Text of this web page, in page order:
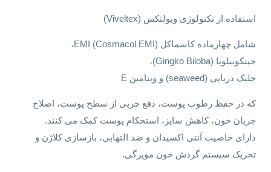
استفاده از تکنولوژی ویولتکس (Viveltex)
شامل چهارماده کاسماکل EMI (Cosmacol EMI)،
جینکوبیلوبا (Gingko Biloba)،
جلبک دریایی (seaweed) و ویتامین E
که در حفظ رطوب پوست، دفع چربی از سطح پوست، اصلاح
جریان خون، کاهش سایز، استحکام پوست کمک می کنند.
دارای خاصیت آنتی اکسیدان و ضد التهابی، بازسازی کلاژن و
تحریک سیستم گردش خون مویرگی.